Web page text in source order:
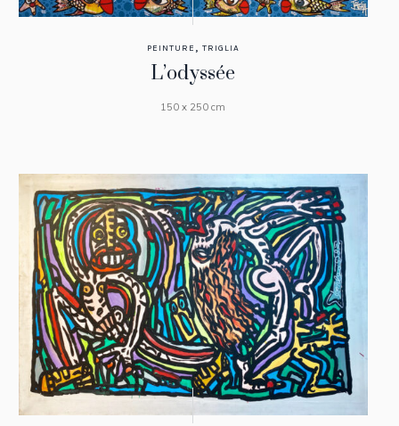
PEINTURE ,TRIGLIA
L’odyssée
150 x 250 cm